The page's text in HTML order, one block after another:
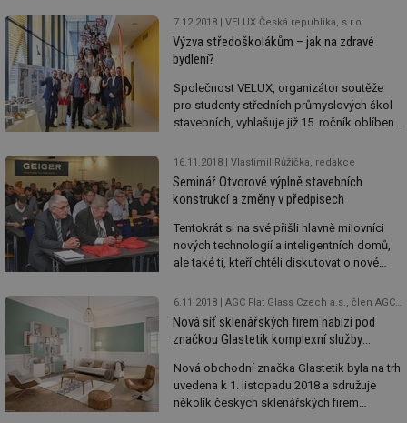
šíření zvuku v exteriéru.
7.12.2018 VELUX Česká republika, s.r.o.
Výzva středoškolákům – jak na zdravé
bydlení?
Společnost VELUX, organizátor soutěže
pro studenty středních průmyslových škol
stavebních, vyhlašuje již 15. ročník oblíbené
studenti středních průmyslových škol
stavebních možnost navrhnout stavby, kde
denní světlo a celková kvalita vnitřního
prostředí hraje hlavní roli. Vítězové
jednotlivých kategorií se tak stanou „králi“
této zajímavé disciplíny architektury.
16.11.2018 Vlastimil Růžička, redakce
Seminář Otvorové výplně stavebních
konstrukcí a změny v předpisech
Tentokrát si na své přišli hlavně milovníci
nových technologií a inteligentních domů,
ale také ti, kteří chtěli diskutovat o nové
6.11.2018 AGC Flat Glass Czech a.s., člen AGC Group
Nová síť sklenářských firem nabízí pod
značkou Glastetik komplexní služby
Nová obchodní značka Glastetik byla na trh
uvedena k 1. listopadu 2018 a sdružuje
několik českých sklenářských firem